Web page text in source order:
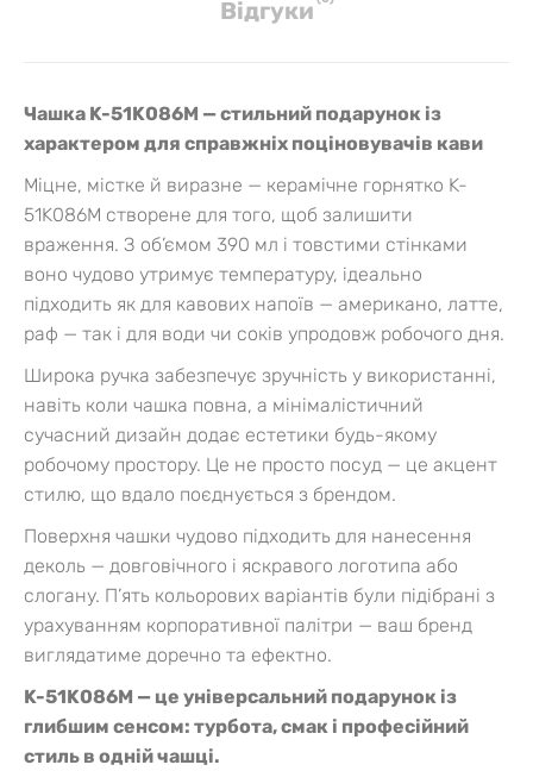
Вiдгуки
Чашка K-51K086M — стильний подарунок із
характером для справжніх поціновувачів кави
Міцне, містке й виразне — керамічне горнятко K-
51K086M створене для того, щоб залишити
враження. З об’ємом 390 мл і товстими стінками
воно чудово утримує температуру, ідеально
підходить як для кавових напоїв — американо, латте,
раф — так і для води чи соків упродовж робочого дня.
Широка ручка забезпечує зручність у використанні,
навіть коли чашка повна, а мінімалістичний
сучасний дизайн додає естетики будь-якому
робочому простору. Це не просто посуд — це акцент
стилю, що вдало поєднується з брендом.
Поверхня чашки чудово підходить для нанесення
деколь — довговічного і яскравого логотипа або
слогану. П’ять кольорових варіантів були підібрані з
урахуванням корпоративної палітри — ваш бренд
виглядатиме доречно та ефектно.
K-51K086M — це універсальний подарунок із
глибшим сенсом: турбота, смак і професійний
стиль в одній чашці.